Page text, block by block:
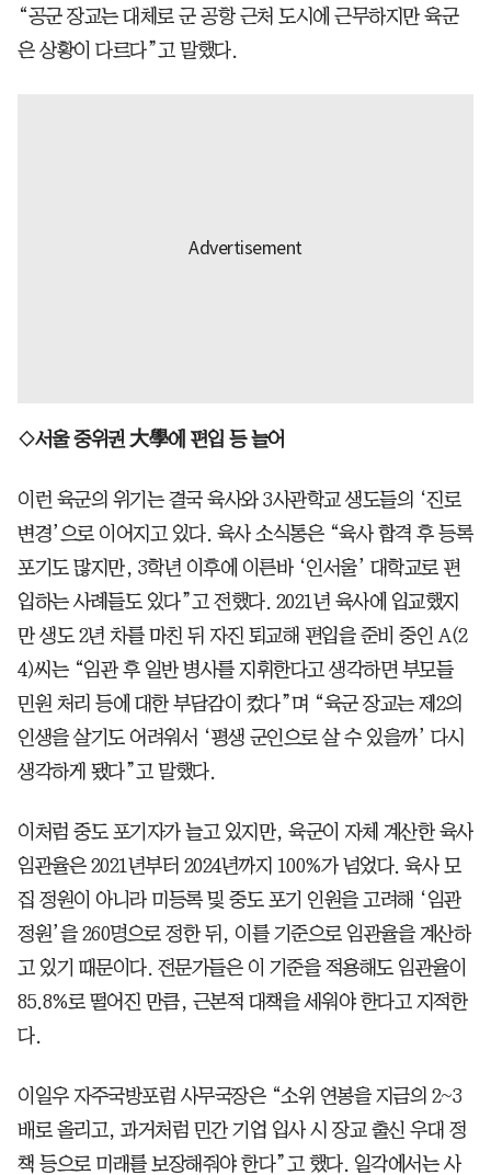
“공군 장교는 대체로 군 공항 근처 도시에 근무하지만 육군
은 상황이 다르다”고 말했다.
◇서울 중위권 大學에 편입 등 늘어
이런 육군의 위기는 결국 육사와 3사관학교 생도들의 ‘진로
변경’으로 이어지고 있다. 육사 소식통은 “육사 합격 후 등록
포기도 많지만, 3학년 이후에 이른바 ‘인서울’ 대학교로 편
입하는 사례들도 있다”고 전했다. 2021년 육사에 입교했지
만 생도 2년 차를 마친 뒤 자진 퇴교해 편입을 준비 중인 A(2
4)씨는 “임관 후 일반 병사를 지휘한다고 생각하면 부모들
민원 처리 등에 대한 부담감이 컸다”며 “육군 장교는 제2의
인생을 살기도 어려워서 ‘평생 군인으로 살 수 있을까’ 다시
생각하게 됐다”고 말했다.
이처럼 중도 포기자가 늘고 있지만, 육군이 자체 계산한 육사
임관율은 2021년부터 2024년까지 100%가 넘었다. 육사 모
집 정원이 아니라 미등록 및 중도 포기 인원을 고려해 ‘임관
정원’을 260명으로 정한 뒤, 이를 기준으로 임관율을 계산하
고 있기 때문이다. 전문가들은 이 기준을 적용해도 임관율이
85.8%로 떨어진 만큼, 근본적 대책을 세워야 한다고 지적한
다.
이일우 자주국방포럼 사무국장은 “소위 연봉을 지금의 2~3
배로 올리고, 과거처럼 민간 기업 입사 시 장교 출신 우대 정
책 등으로 미래를 보장해줘야 한다”고 했다. 일각에서는 사